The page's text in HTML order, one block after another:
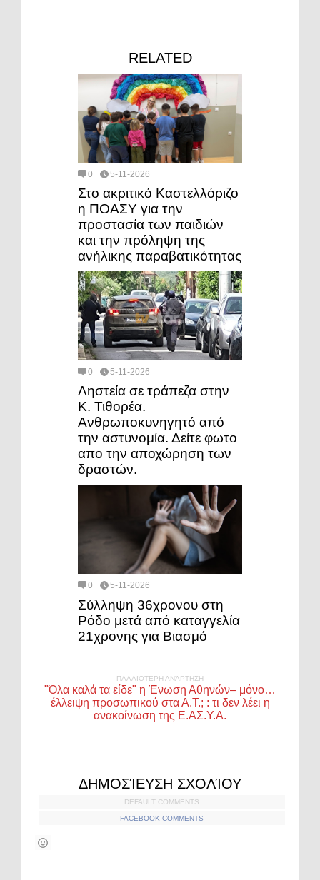
RELATED
0 5-11-2026
Στο ακριτικό Καστελλόριζο
η ΠΟΑΣΥ για την
προστασία των παιδιών
και την πρόληψη της
ανήλικης παραβατικότητας
0 5-11-2026
Ληστεία σε τράπεζα στην
Κ. Τιθορέα.
Ανθρωποκυνηγητό από
την αστυνομία. Δείτε φωτο
απο την αποχώρηση των
δραστών.
0 5-11-2026
Σύλληψη 36χρονου στη
Ρόδο μετά από καταγγελία
21χρονης για Βιασμό
ΠΑΛΑΙΌΤΕΡΗ ΑΝΆΡΤΗΣΗ
"Όλα καλά τα είδε" η Ένωση Αθηνών– μόνο…
έλλειψη προσωπικού στα Α.Τ.; : τι δεν λέει η
ανακοίνωση της Ε.ΑΣ.Υ.Α.
ΔΗΜΟΣΊΕΥΣΗ ΣΧΟΛΊΟΥ
DEFAULT COMMENTS
FACEBOOK COMMENTS